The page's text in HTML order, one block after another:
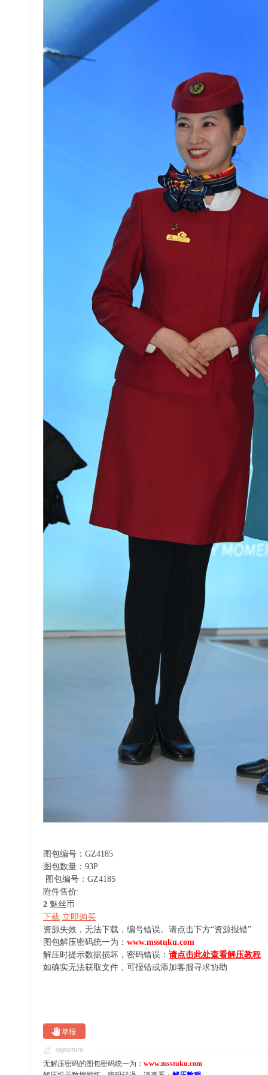
图包编号：GZ4185
图包数量：93P
图包编号：GZ4185
附件售价:
2 魅丝币
下载 立即购买
资源失效，无法下载，编号错误。请点击下方“资源报错”
图包解压密码统一为： www.msstuku.com
解压时提示数据损坏，密码错误： 请点击此处查看解压教程
如确实无法获取文件，可报错或添加客服寻求协助
举报
无解压密码的图包密码统一为： www.msstuku.com